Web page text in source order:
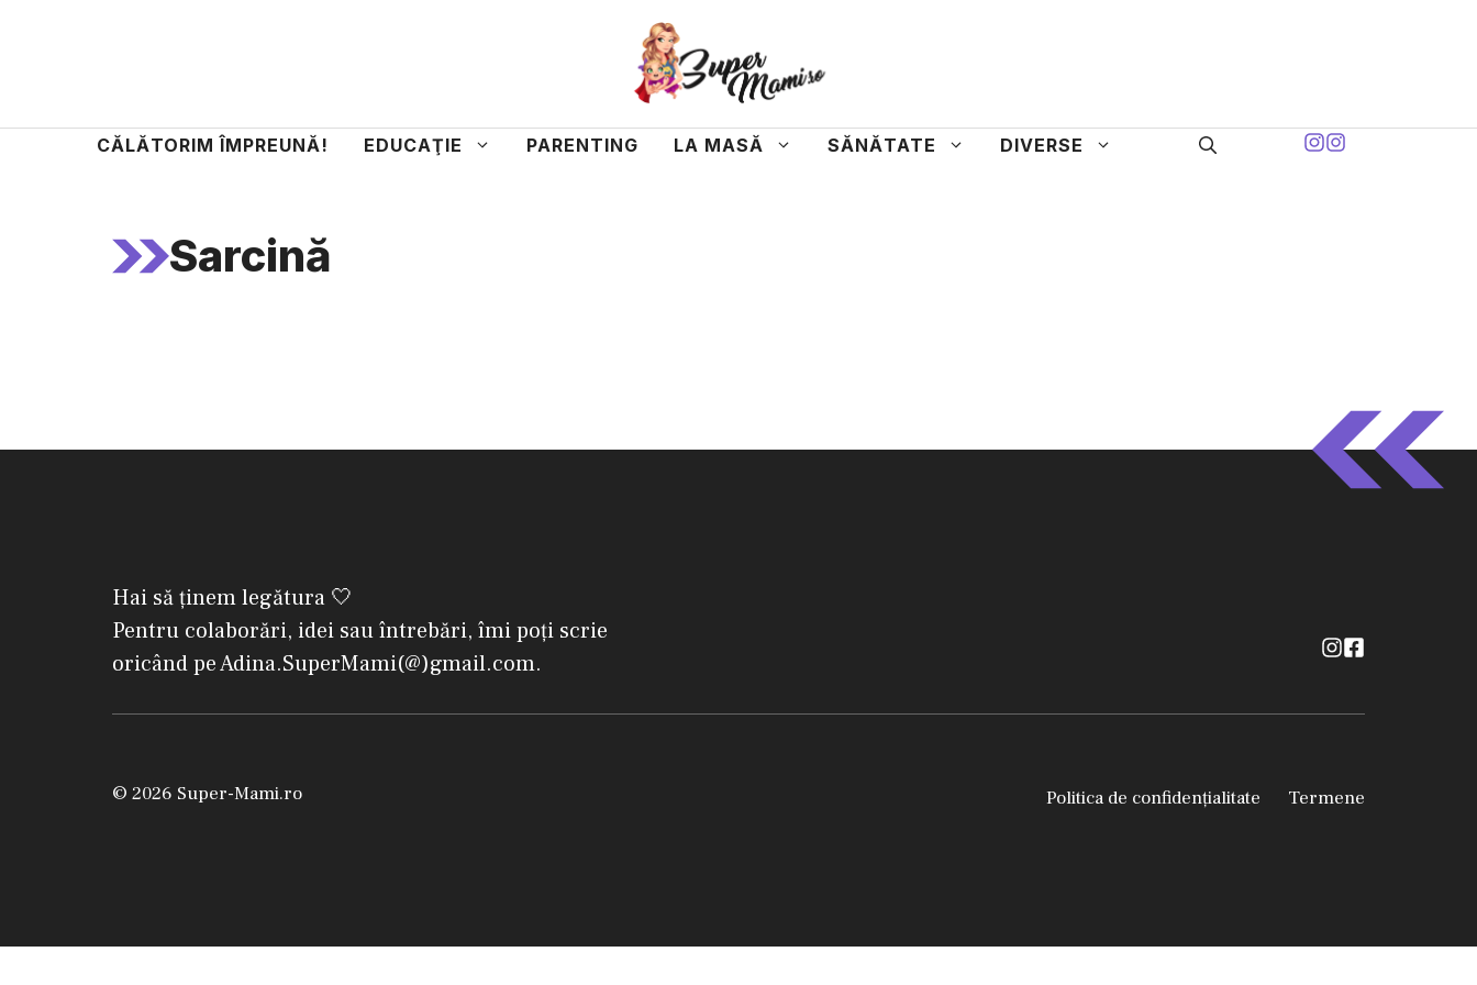
CĂLĂTORIM ÎMPREUNĂ! EDUCAŢIE PARENTING LA MASĂ SĂNĂTATE DIVERSE
Sarcină
Hai să ținem legătura 🤍
Pentru colaborări, idei sau întrebări, îmi poți scrie
oricând pe Adina.SuperMami(@)gmail.com.
© 2026 Super-Mami.ro Politica de confidențialitate Termene